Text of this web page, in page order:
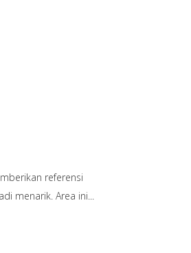
referensi
menarik. Area ini